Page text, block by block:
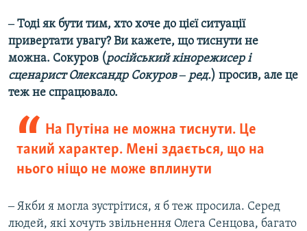
‒ Тоді як бути тим, хто хоче до цієї ситуації
привертати увагу? Ви кажете, що тиснути не
можна. Сокуров (російський кінорежисер і
сценарист Олександр Сокуров ‒ ред.) просив, але це
теж не спрацювало.
На Путіна не можна тиснути. Це
такий характер. Мені здається, що на
нього ніщо не може вплинути
‒ Якби я могла зустрітися, я б теж просила. Серед
людей, які хочуть звільнення Олега Сенцова, багато